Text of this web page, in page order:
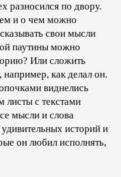
разносился по двору.
и о чем можно
свои мысли
паутины можно
Или сложить
как делал он.
виднелись
листы с текстами
мысли и слова
историй и
он любил исполнять,